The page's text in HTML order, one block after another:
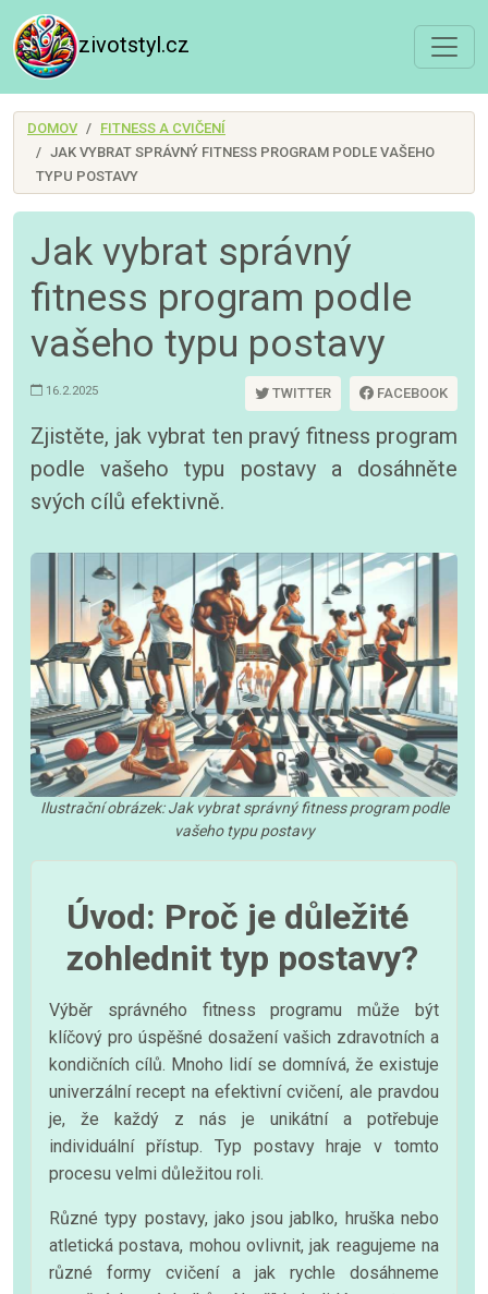
zivotstyl.cz
DOMOV
FITNESS A CVIČENÍ
JAK VYBRAT SPRÁVNÝ FITNESS PROGRAM PODLE VAŠEHO
TYPU POSTAVY
Jak vybrat správný
fitness program podle
vašeho typu postavy
16.2.2025 TWITTER FACEBOOK
Zjistěte, jak vybrat ten pravý fitness program
podle vašeho typu postavy a dosáhněte
svých cílů efektivně.
Ilustrační obrázek: Jak vybrat správný fitness program podle
vašeho typu postavy
Úvod: Proč je důležité
zohlednit typ postavy?
Výběr správného fitness programu může být
klíčový pro úspěšné dosažení vašich zdravotních a
kondičních cílů. Mnoho lidí se domnívá, že existuje
univerzální recept na efektivní cvičení, ale pravdou
je, že každý z nás je unikátní a potřebuje
individuální přístup. Typ postavy hraje v tomto
procesu velmi důležitou roli.
Různé typy postavy, jako jsou jablko, hruška nebo
atletická postava, mohou ovlivnit, jak reagujeme na
různé formy cvičení a jak rychle dosáhneme